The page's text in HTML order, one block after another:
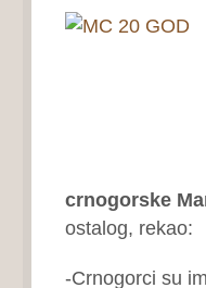
crnogorske
ostalog, rekao:
-Crnogorci su